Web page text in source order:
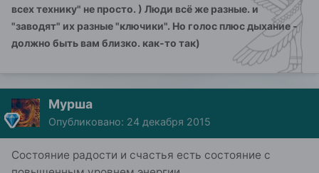
всех технику" не просто. ) Люди всё же разные. и
"заводят" их разные "ключики". Но голос плюс дыхание -
должно быть вам близко. как-то так)
Мурша
Опубликовано: 24 декабря 2015
Состояние радости и счастья есть состояние с